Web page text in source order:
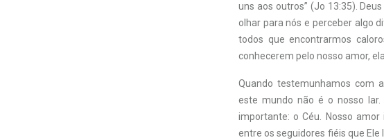
uns aos outros” (Jo 13:35).
olhar para nós e perceber algo
todos que encontrarmos
conhecerem pelo nosso amor,
Quando testemunhamos com
este mundo não é o nosso
importante: o Céu. Nosso
entre os seguidores fiéis que